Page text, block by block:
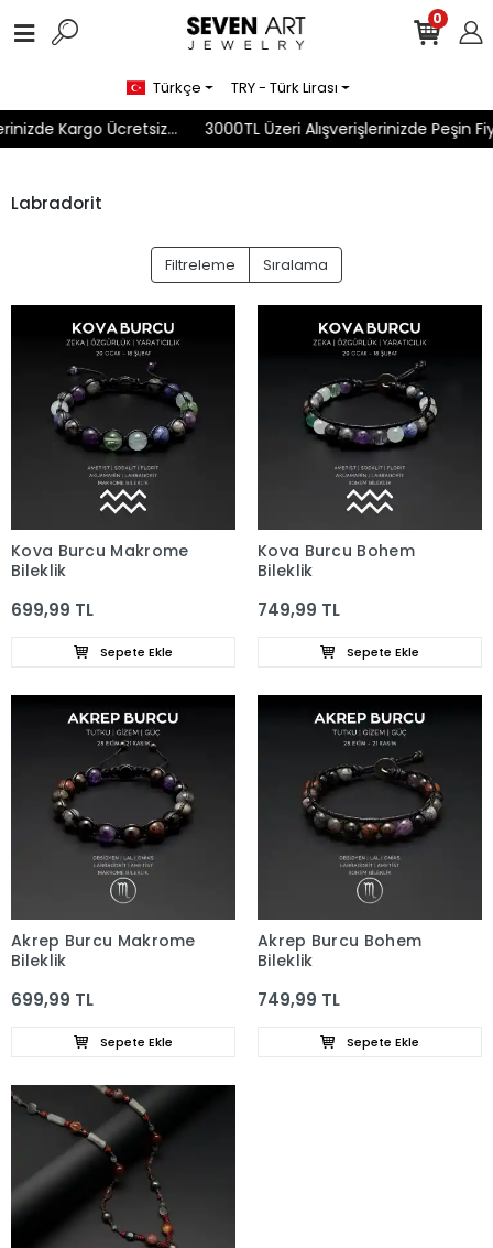
Kargo Ücretsiz... 3000TL Üzeri Alışverişlerinizde Peşin
0
Türkçe TRY - Türk Lirası
Labradorit
Filtreleme Sıralama
Kova Burcu Makrome
Bileklik
699,99 TL
Sepete Ekle
Kova Burcu Bohem
Bileklik
749,99 TL
Sepete Ekle
Akrep Burcu Makrome
Bileklik
699,99 TL
Sepete Ekle
Akrep Burcu Bohem
Bileklik
749,99 TL
Sepete Ekle